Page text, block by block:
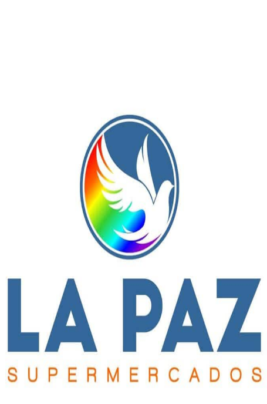
de la aplicación. Por ahora, sólo está previsto meter
es igual que Instagram en sus Stories cuando saltamos de
en móviles Windows Phone. Además, a partir del 1
las versiones de Android anteriores a Android 2.3.7
Android 4.0.3.
dejará de funcionar si tenemos iOS 8 o alguna
9 para que WhatsApp funcione y más concretamente.
a Google Imágenes y nos permitirá encontrar fotos o
para localizar la foto. Pordría servir para luchar contra
código podremos añadir contactos de forma mucho más